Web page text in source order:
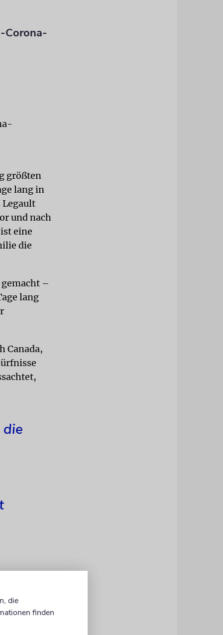
Corona-
größten
lang in
Legault
und nach
eine
die
–
lang
Canada,
die
finden